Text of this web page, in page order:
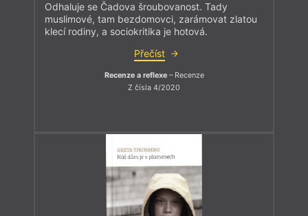
Odhaluje se Čadova šroubovanost. Tady
muslimové, tam bezdomovci, zarámovat zlatou
klecí rodiny, a sociokritika je hotová.
Přečíst
Recenze a reflexe– Recenze
Z čísla 4/2020